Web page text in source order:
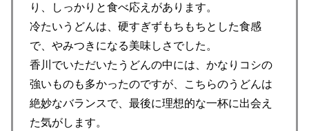
り、しっかりと食べ応えがあります。
冷たいうどんは、硬すぎずもちもちとした食感
で、やみつきになる美味しさでした。
香川でいただいたうどんの中には、かなりコシの
強いものも多かったのですが、こちらのうどんは
絶妙なバランスで、最後に理想的な一杯に出会え
た気がします。